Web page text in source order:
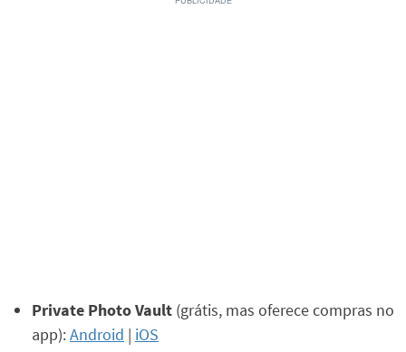
Private Photo Vault (grátis, mas oferece compras no
app):Android | iOS